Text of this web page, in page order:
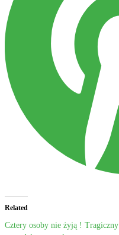
Related
Cztery osoby nie żyją ! Tragiczny